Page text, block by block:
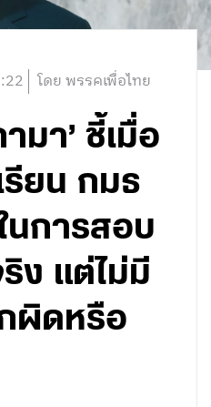
โดย พรรคเพื่อไทย
มา’ ชี้เมื่อ
รียน กมธ
นการสอบ
ง แต่ไม่มี
ผิดหรือ